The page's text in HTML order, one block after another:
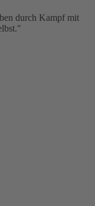
durch Kampf mit